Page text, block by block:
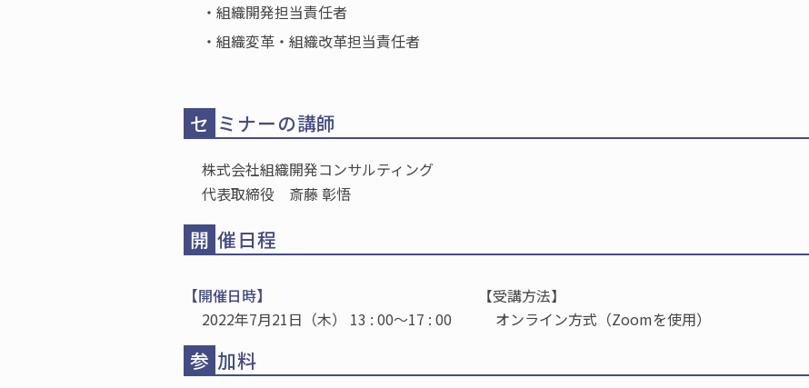
・組織開発担当責任者
・組織変革・組織改革担当責任者
セ ミナーの講師
株式会社組織開発コンサルティング
代表取締役 斎藤 彰悟
開 催日程
【開催日時】
【受講方法】
2022年7月21日（木） 13 : 00～17 : 00 オンライン方式（Zoomを使用）
参 加料